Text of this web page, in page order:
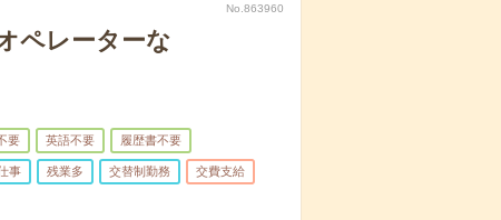
No.863960
ペレーターな
要 英語不要 履歴書不要
事 残業多 交替制勤務 交費支給